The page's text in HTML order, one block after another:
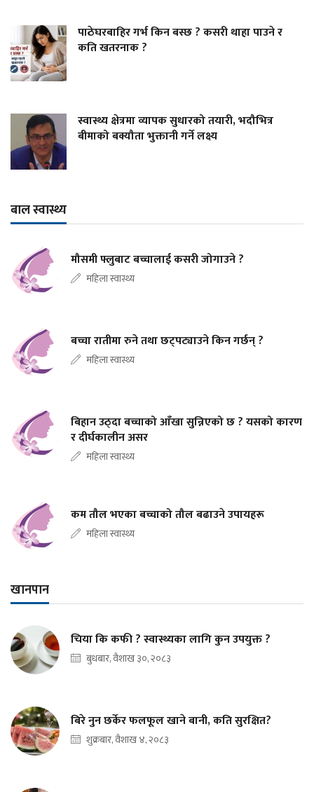
पाठेघरबाहिर गर्भ किन बस्छ ? कसरी थाहा पाउने र
कति खतरनाक ?
स्वास्थ्य क्षेत्रमा व्यापक सुधारको तयारी, भदौभित्र
बीमाको बक्यौता भुक्तानी गर्ने लक्ष्य
बाल स्वास्थ्य
मौसमी फ्लुबाट बच्चालाई कसरी जोगाउने ?
महिला स्वास्थ्य
बच्चा रातीमा रुने तथा छट्पट्याउने किन गर्छन् ?
महिला स्वास्थ्य
बिहान उठ्दा बच्चाको आँखा सुन्निएको छ ? यसको कारण
र दीर्घकालीन असर
महिला स्वास्थ्य
कम तौल भएका बच्चाको तौल बढाउने उपायहरू
महिला स्वास्थ्य
खानपान
चिया कि कफी ? स्वास्थ्यका लागि कुन उपयुक्त ?
बुधबार, वैशाख ३०, २०८३
बिरे नुन छर्केर फलफूल खाने बानी, कति सुरक्षित?
शुक्रबार, वैशाख ४, २०८३